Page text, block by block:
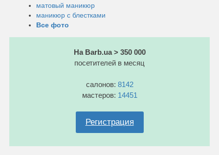
матовый маникюр
маникюр с блестками
Все фото
На Barb.ua > 350 000
посетителей в месяц
салонов: 8142
мастеров: 14451
Регистрация